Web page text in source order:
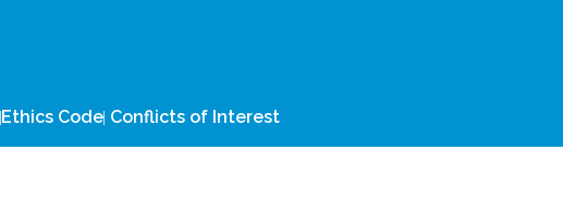
Ethics Code Conflicts of Interest